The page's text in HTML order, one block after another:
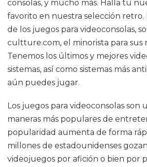
consolas, y mucho más. Halla tu
favorito en nuestra selección retro.
de los juegos para videoconsolas,
cultture.com, el minorista para sus
Tenemos los últimos y mejores
sistemas, así como sistemas más
aún puedes jugar.
Los juegos para videoconsolas son
maneras más populares de
popularidad aumenta de forma
millones de estadounidenses
videojuegos por afición o bien por